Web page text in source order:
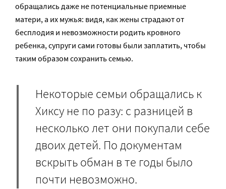
обращались даже не потенциальные приемные
матери, а их мужья: видя, как жены страдают от
бесплодия и невозможности родить кровного
ребенка, супруги сами готовы были заплатить, чтобы
таким образом сохранить семью.
Некоторые семьи обращались к
Хиксу не по разу: с разницей в
несколько лет они покупали себе
двоих детей. По документам
вскрыть обман в те годы было
почти невозможно.